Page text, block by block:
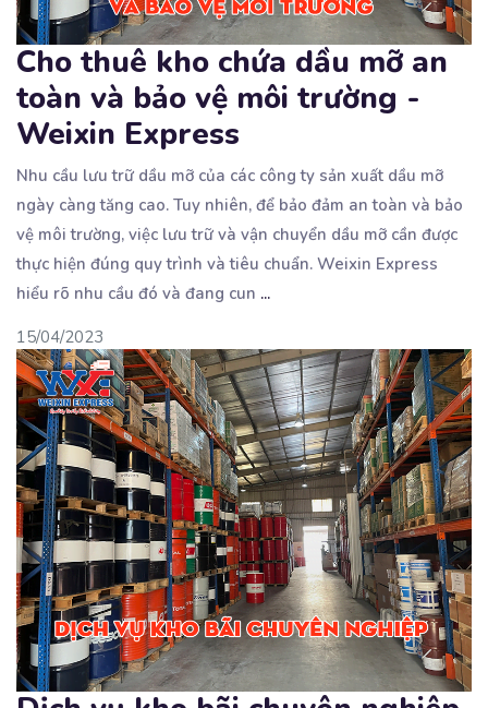
Cho thuê kho chứa dầu mỡ an
toàn và bảo vệ môi trường -
Weixin Express
Nhu cầu lưu trữ dầu mỡ của các công ty sản xuất dầu mỡ
ngày càng tăng cao. Tuy nhiên, để bảo đảm an toàn và bảo
vệ môi trường, việc lưu trữ và vận chuyển dầu mỡ cần được
thực hiện đúng quy trình và tiêu chuẩn. Weixin Express
hiểu rõ nhu cầu đó và đang cun ...
15/04/2023